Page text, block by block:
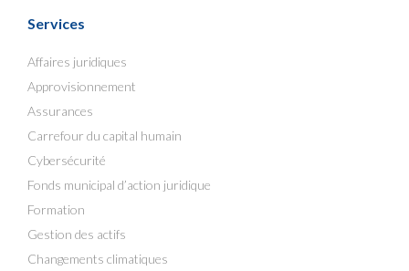
Services
Affaires juridiques
Approvisionnement
Assurances
Carrefour du capital humain
Cybersécurité
Fonds municipal d’action juridique
Formation
Gestion des actifs
Changements climatiques